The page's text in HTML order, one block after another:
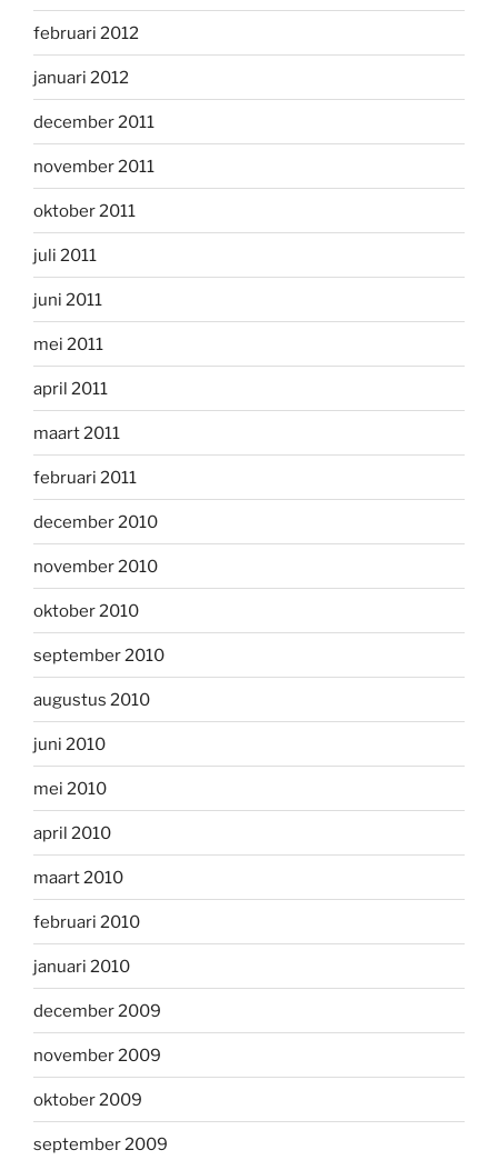
februari 2012
januari 2012
december 2011
november 2011
oktober 2011
juli 2011
juni 2011
mei 2011
april 2011
maart 2011
februari 2011
december 2010
november 2010
oktober 2010
september 2010
augustus 2010
juni 2010
mei 2010
april 2010
maart 2010
februari 2010
januari 2010
december 2009
november 2009
oktober 2009
september 2009